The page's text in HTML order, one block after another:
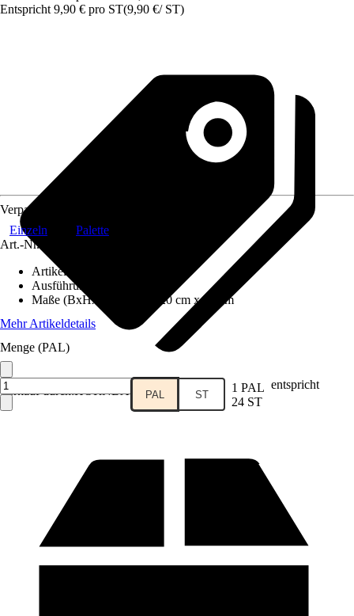
Entspricht 9,90 € pro ST(9,90 €/ ST)
Verkauf durch:HORNBACH
Verpackung
Einzeln
Palette
Art.-Nr.
Artikeltyp
Ausführung
Maße (BxHxT)
60 cm x 20 cm x 40 cm
Mehr Artikeldetails
Menge (PAL)
PAL ST 1 PAL entspricht
24 ST